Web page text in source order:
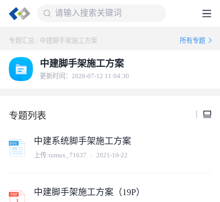
专题汇总 / 中建脚手架施工方案 所有专题
中建脚手架施工方案
更新时间：2026-07-12 11:04:30
专题列表
中建系统脚手架施工方案
上传:tumux_71637 2021-10-22
中建脚手架施工方案（19P）